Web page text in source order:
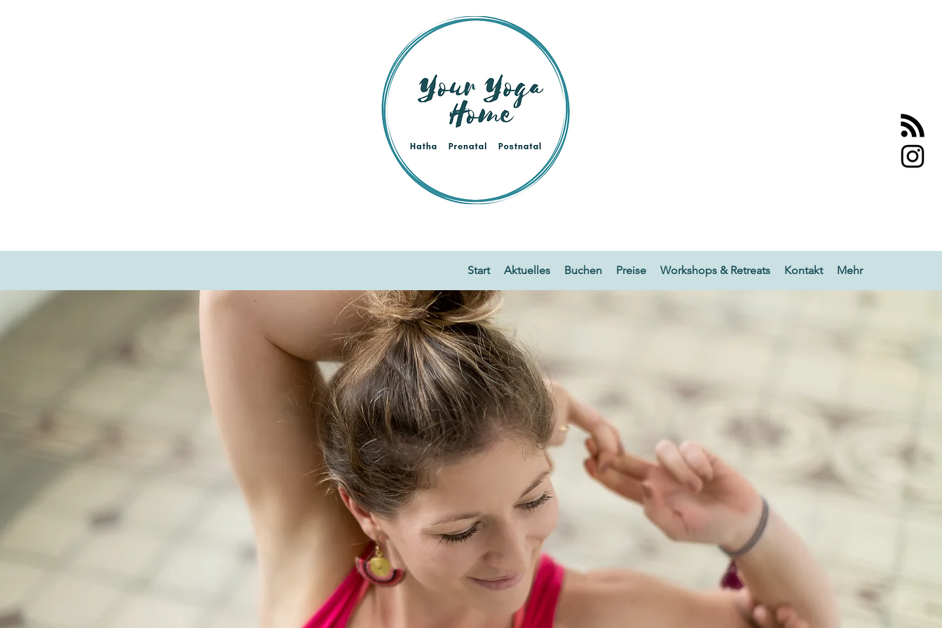
Start Aktuelles Buchen Preise Workshops & Retreats Kontakt Mehr